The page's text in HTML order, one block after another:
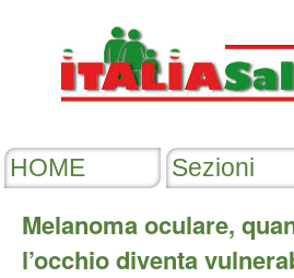
Melanoma oculare,
l’occhio diventa